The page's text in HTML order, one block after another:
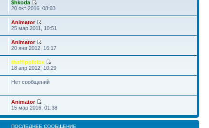
$hkoda
20 окт 2016, 08:03
Animator
25 мар 2011, 10:51
Animator
20 янв 2012, 16:17
thaffippibibe
18 апр 2012, 10:29
Нет сообщений
Animator
15 мар 2016, 01:38
ПОСЛЕДНЕЕ СООБЩЕНИЕ